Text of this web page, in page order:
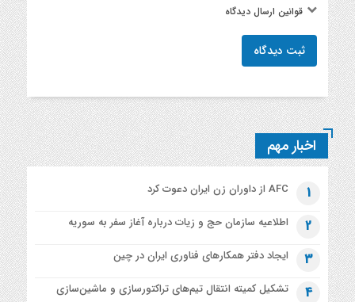
قوانین ارسال دیدگاه
ثبت دیدگاه
اخبار مهم
1 AFC از داوران زن ایران دعوت کرد
2 اطلاعیه‌ سازمان حج و زیات درباره آغاز سفر به سوریه
3 ایجاد دفتر همکارهای فناوری ایران در چین
4 تشکیل کمیته انتقال تیم‌های تراکتورسازی و ماشین‌سازی